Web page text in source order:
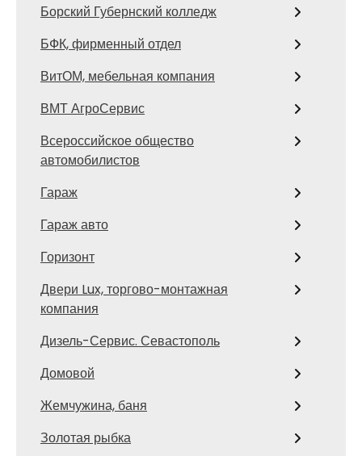
Борский Губернский колледж
БФК, фирменный отдел
ВитОМ, мебельная компания
ВМТ АгроСервис
Всероссийское общество
автомобилистов
Гараж
Гараж авто
Горизонт
Двери Lux, торгово-монтажная
компания
Дизель-Сервис. Севастополь
Домовой
Жемчужина, баня
Золотая рыбка